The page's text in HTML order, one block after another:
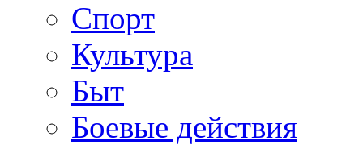
Спорт
Культура
Быт
Боевые действия